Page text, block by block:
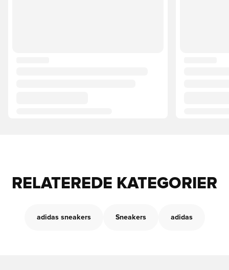
RELATEREDE KATEGORIER
adidas sneakers Sneakers adidas